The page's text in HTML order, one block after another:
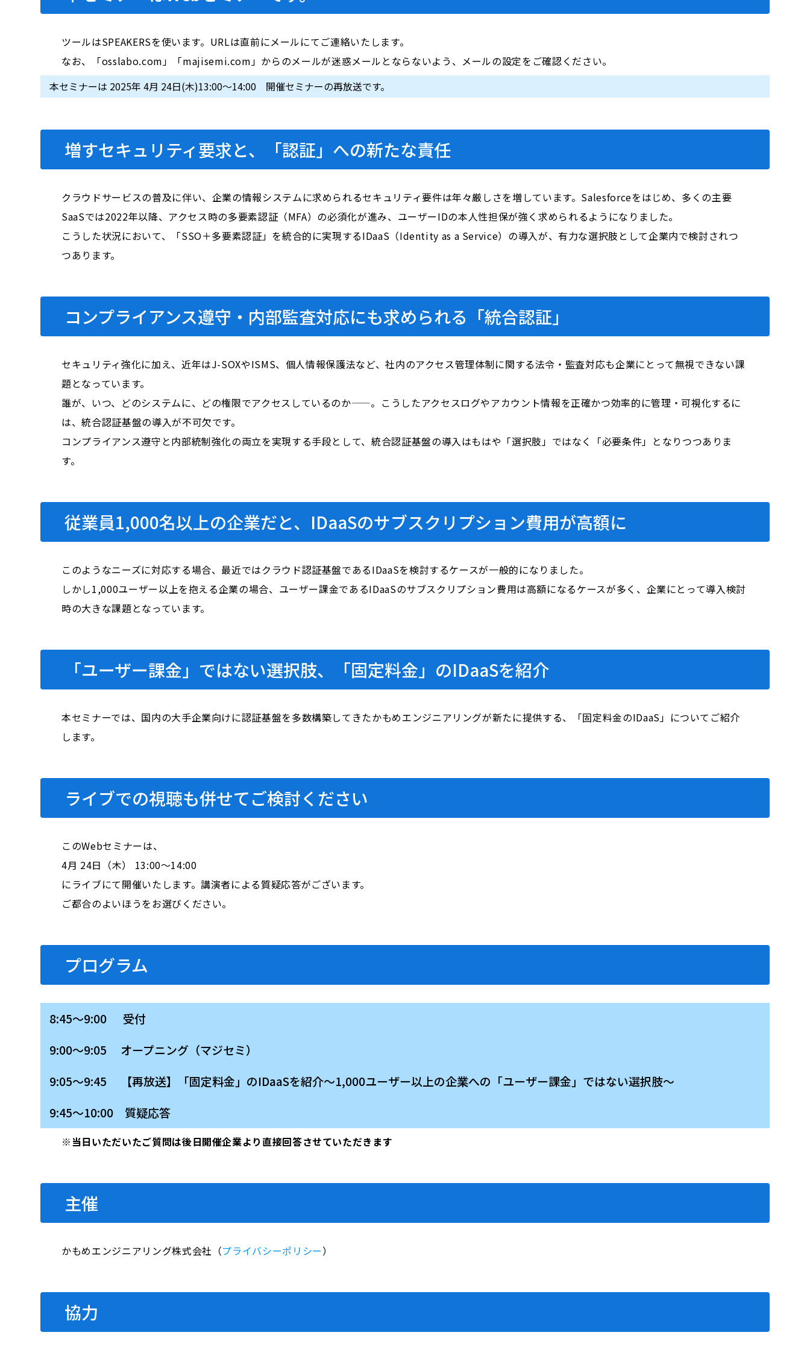
ツールはSPEAKERSを使います。URLは直前にメールにてご連絡いたします。
なお、「osslabo.com」「majisemi.com」からのメールが迷惑メールとならないよう、メールの設定をご確認ください。
本セミナーは 2025年 4月 24日(木)13:00～14:00 開催セミナーの再放送です。
増すセキュリティ要求と、「認証」への新たな責任
クラウドサービスの普及に伴い、企業の情報システムに求められるセキュリティ要件は年々厳しさを増しています。Salesforceをはじめ、多くの主要
SaaSでは2022年以降、アクセス時の多要素認証（MFA）の必須化が進み、ユーザーIDの本人性担保が強く求められるようになりました。
こうした状況において、「SSO＋多要素認証」を統合的に実現するIDaaS（Identity as a Service）の導入が、有力な選択肢として企業内で検討されつ
つあります。
コンプライアンス遵守・内部監査対応にも求められる「統合認証」
セキュリティ強化に加え、近年はJ-SOXやISMS、個人情報保護法など、社内のアクセス管理体制に関する法令・監査対応も企業にとって無視できない課
題となっています。
誰が、いつ、どのシステムに、どの権限でアクセスしているのか——。こうしたアクセスログやアカウント情報を正確かつ効率的に管理・可視化するに
は、統合認証基盤の導入が不可欠です。
コンプライアンス遵守と内部統制強化の両立を実現する手段として、統合認証基盤の導入はもはや「選択肢」ではなく「必要条件」となりつつありま
す。
従業員1,000名以上の企業だと、IDaaSのサブスクリプション費用が高額に
このようなニーズに対応する場合、最近ではクラウド認証基盤であるIDaaSを検討するケースが一般的になりました。
しかし1,000ユーザー以上を抱える企業の場合、ユーザー課金であるIDaaSのサブスクリプション費用は高額になるケースが多く、企業にとって導入検討
時の大きな課題となっています。
「ユーザー課金」ではない選択肢、「固定料金」のIDaaSを紹介
本セミナーでは、国内の大手企業向けに認証基盤を多数構築してきたかもめエンジニアリングが新たに提供する、「固定料金のIDaaS」についてご紹介
します。
ライブでの視聴も併せてご検討ください
このWebセミナーは、
4月 24日（木） 13:00～14:00
にライブにて開催いたします。講演者による質疑応答がございます。
ご都合のよいほうをお選びください。
プログラム
8:45～9:00 受付
9:00～9:05 オープニング（マジセミ）
9:05～9:45 【再放送】「固定料金」のIDaaSを紹介～1,000ユーザー以上の企業への「ユーザー課金」ではない選択肢～
9:45～10:00 質疑応答
※当日いただいたご質問は後日開催企業より直接回答させていただきます
主催
かもめエンジニアリング株式会社（プライバシーポリシー）
協力